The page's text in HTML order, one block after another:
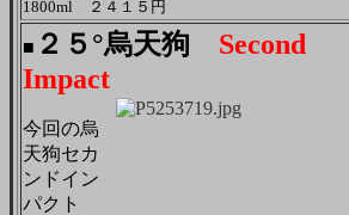
1800ml ２４１５円
■ ２５°烏天狗 Second
Impact
今回の烏
天狗セカ
ンドイン
パクト